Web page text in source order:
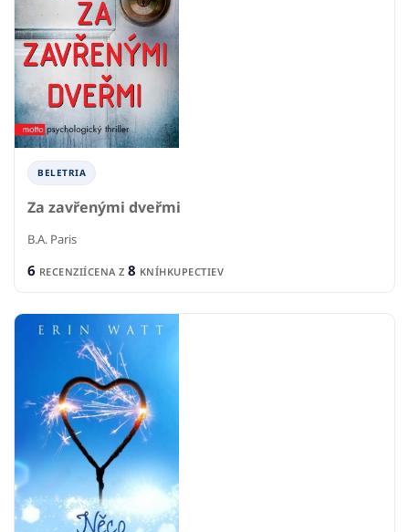
BELETRIA
Za zavřenými dveřmi
B.A. Paris
6 RECENZIÍCENA Z 8 KNÍHKUPECTIEV